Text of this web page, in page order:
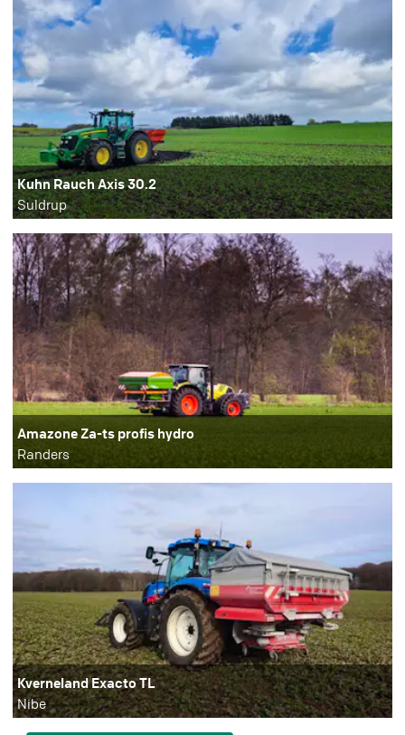
Kuhn Rauch Axis 30.2
Suldrup
Amazone Za-ts profis hydro
Randers
Kverneland Exacto TL
Nibe